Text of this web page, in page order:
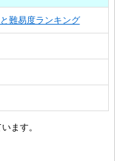
難易度ランキング
ます。